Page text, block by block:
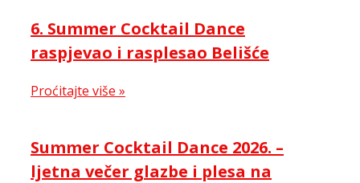
6. Summer Cocktail Dance
raspjevao i rasplesao Belišće
Proćitajte više »
Summer Cocktail Dance 2026. –
ljetna večer glazbe i plesa na